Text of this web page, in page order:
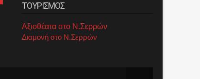
ΤΟΥΡΙΣΜΟΣ
Αξιοθέατα στο Ν.Σερρών
Διαμονή στο Ν.Σερρών